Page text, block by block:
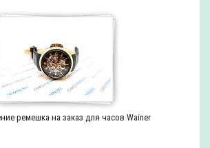
ремешка на заказ для часов Wainer